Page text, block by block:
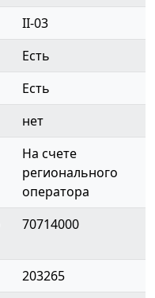
II-03
Есть
Есть
нет
На счете
регионального
оператора
70714000
203265